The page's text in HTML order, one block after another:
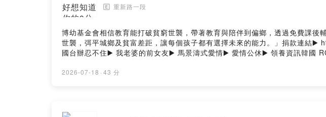
🄴 重新路一段
博幼基金會相信教育能打破貧窮世襲，帶著教育與陪伴到偏鄉，透過免費課
世襲，弭平城鄉及貧富差距，讓每個孩子都有選擇未來的能力。」捐款
國台辦忍不住▶️ 我老婆的前女友▶️ 馬景濤式愛情▶️ 愛情公休▶️ 領養資訊韓國
https://chongxinrdsec1.oen.tw工商合作來信接洽：
2026-07-18 · 43 分